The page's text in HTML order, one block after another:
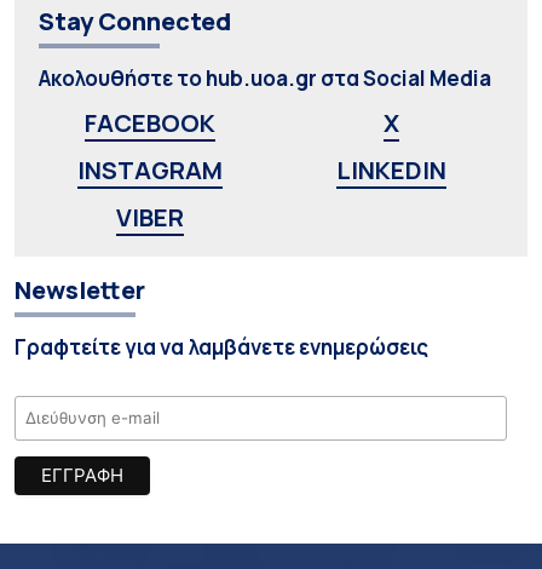
Stay Connected
Ακολουθήστε το hub.uoa.gr στα Social Media
FACEBOOK
X
INSTAGRAM
LINKEDIN
VIBER
Newsletter
Γραφτείτε για να λαμβάνετε ενημερώσεις